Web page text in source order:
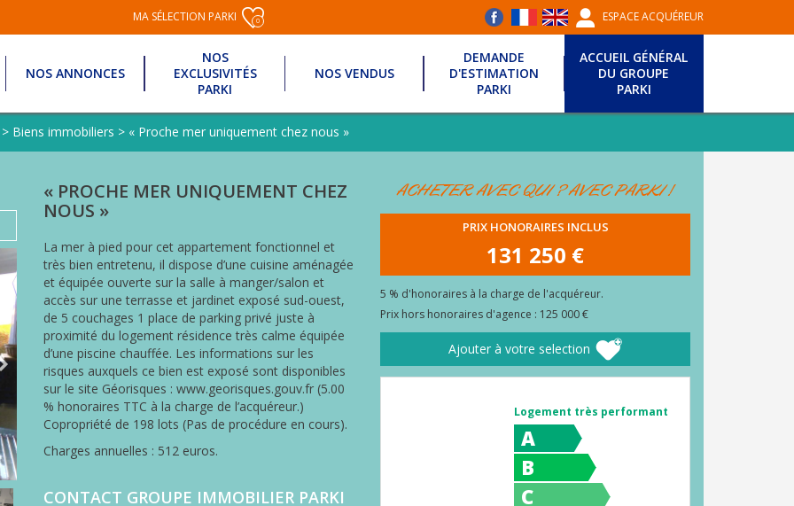
MA SÉLECTION PARKI 0 ESPACE ACQUÉREUR
NOS ANNONCES
NOS
EXCLUSIVITÉS
PARKI
NOS VENDUS
DEMANDE
D'ESTIMATION
PARKI
ACCUEIL GÉNÉRAL
DU GROUPE
PARKI
> Biens immobiliers > « Proche mer uniquement chez nous »
« PROCHE MER UNIQUEMENT CHEZ
NOUS »
La mer à pied pour cet appartement fonctionnel et
très bien entretenu, il dispose d’une cuisine aménagée
et équipée ouverte sur la salle à manger/salon et
accès sur une terrasse et jardinet exposé sud-ouest,
de 5 couchages 1 place de parking privé juste à
proximité du logement résidence très calme équipée
d’une piscine chauffée. Les informations sur les
risques auxquels ce bien est exposé sont disponibles
sur le site Géorisques : www.georisques.gouv.fr (5.00
% honoraires TTC à la charge de l’acquéreur.)
Copropriété de 198 lots (Pas de procédure en cours).
Charges annuelles : 512 euros.
CONTACT GROUPE IMMOBILIER PARKI
ACHETER AVEC QUI ? AVEC PARKI !
PRIX HONORAIRES INCLUS
131 250 €
5 % d'honoraires à la charge de l'acquéreur.
Prix hors honoraires d'agence : 125 000 €
Ajouter à votre selection
Logement très performant
A
B
C